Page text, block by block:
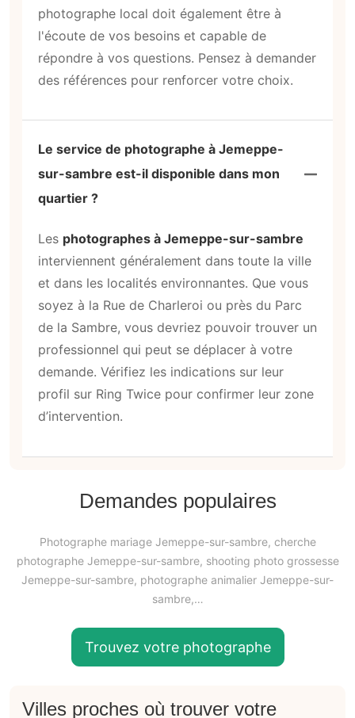
photographe local doit également être à
l'écoute de vos besoins et capable de
répondre à vos questions. Pensez à demander
des références pour renforcer votre choix.
Le service de photographe à Jemeppe-
sur-sambre est-il disponible dans mon
quartier ?
Les photographes à Jemeppe-sur-sambre
interviennent généralement dans toute la ville
et dans les localités environnantes. Que vous
soyez à la Rue de Charleroi ou près du Parc
de la Sambre, vous devriez pouvoir trouver un
professionnel qui peut se déplacer à votre
demande. Vérifiez les indications sur leur
profil sur Ring Twice pour confirmer leur zone
d’intervention.
Demandes populaires
Photographe mariage Jemeppe-sur-sambre, cherche
photographe Jemeppe-sur-sambre, shooting photo grossesse
Jemeppe-sur-sambre, photographe animalier Jemeppe-sur-
sambre,…
Trouvez votre photographe
Villes proches où trouver votre